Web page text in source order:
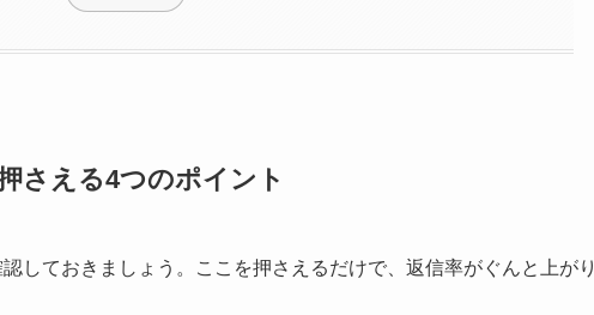
さえる4つのポイント
しておきましょう。ここを押さえるだけで、返信率がぐんと上がり